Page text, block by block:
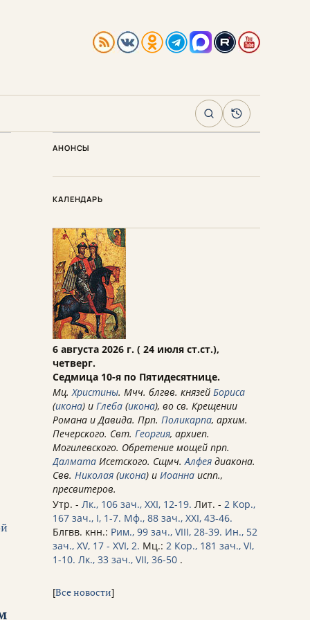
ПоискАрхив
АНОНСЫ
КАЛЕНДАРЬ
6 августа 2026 г. ( 24 июля ст.ст.),
четверг.
Седмица 10-я по Пятидесятнице.
Мц.Христины. Мчч. блгвв. князей Бориса
(икона) и Глеба (икона), во св. Крещении
Романа и Давида. Прп. Поликарпа, архим.
Печерского. Свт. Георгия, архиеп.
Могилевского. Обретение мощей прп.
Далмата Исетского. Сщмч.Алфея диакона.
Свв. Николая (икона) и Иоанна испп.,
пресвитеров.
Утр. - Лк., 106 зач., XXI, 12-19. Лит. - 2 Кор.,
167 зач., I, 1-7. Мф., 88 зач., XXI, 43-46.
Блгвв. кнн.: Рим., 99 зач., VIII, 28-39. Ин., 52
зач., XV, 17 - XVI, 2. Мц.: 2 Кор., 181 зач., VI,
1-10. Лк., 33 зач., VII, 36-50 .
[Все новости]